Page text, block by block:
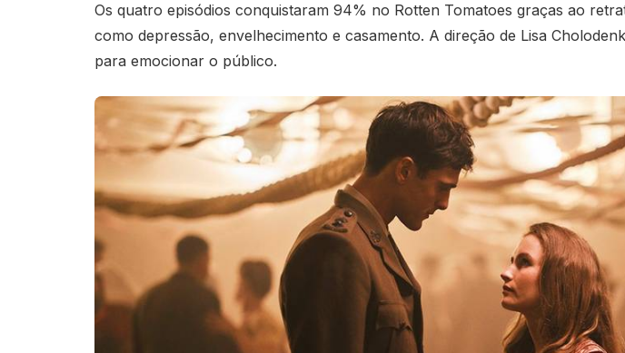
Os quatro episódios conquistaram 94% no Rotten Tomatoes graças ao
como depressão, envelhecimento e casamento. A direção de Lisa
para emocionar o público.